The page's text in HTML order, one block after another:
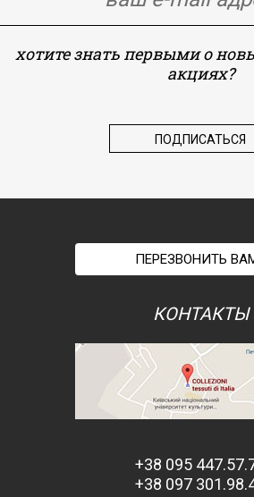
хотите знать первыми о
акциях?
ПЕРЕЗВОНИТЬ
КОНТАКТЫ
+38 095
+38 097